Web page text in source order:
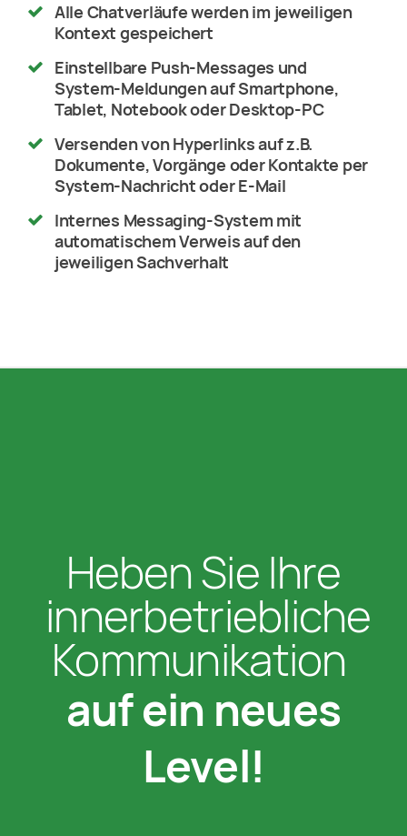
Alle Chatverläufe werden im jeweiligen
Kontext gespeichert
Einstellbare Push-Messages und
System-Meldungen auf Smartphone,
Tablet, Notebook oder Desktop-PC
Versenden von Hyperlinks auf z.B.
Dokumente, Vorgänge oder Kontakte per
System-Nachricht oder E-Mail
Internes Messaging-System mit
automatischem Verweis auf den
jeweiligen Sachverhalt
Heben Sie Ihre
innerbetriebliche
Kommunikation
auf ein neues
Level!